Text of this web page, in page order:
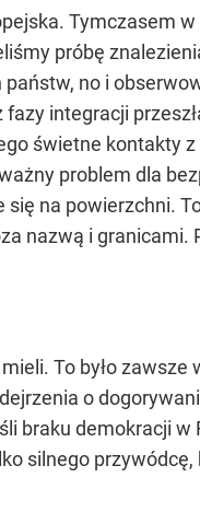
Tymczasem
próbę
no i
integracji
świetne kontakty z
problem dla
na powierzchni.
nazwą i granicami.
To było zawsze
o
braku demokracji w
silnego